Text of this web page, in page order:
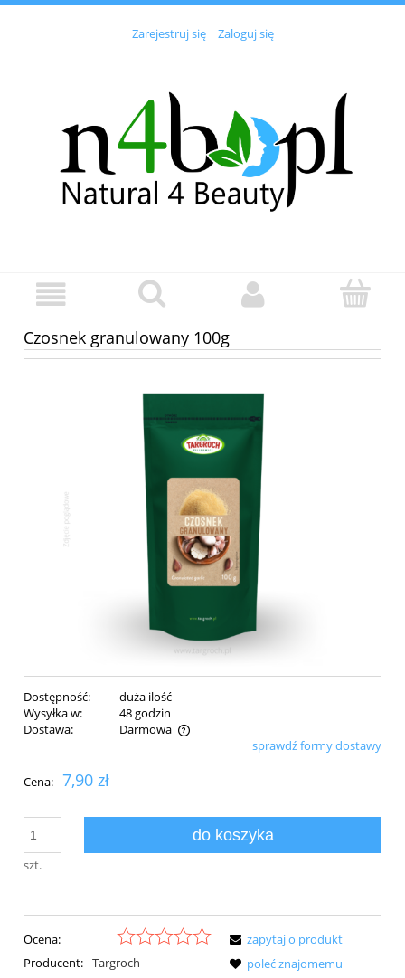
Zarejestruj się Zaloguj się
Czosnek granulowany 100g
Dostępność:
duża ilość
Wysyłka w:
48 godzin
Dostawa:
Darmowa
Cena nie zawiera ewentualnych kosztów płatnościsprawdź formy dostawy
Cena: 7,90 zł
szt.
do koszyka
Ocena:
Producent: Targroch
zapytaj o produkt
poleć znajomemu